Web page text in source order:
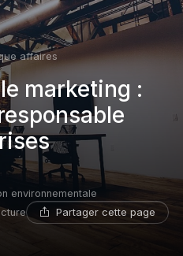
affaires
marketing :
environnementale
Partager cette page